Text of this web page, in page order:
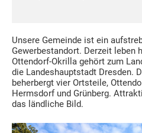
Unsere Gemeinde ist ein
Gewerbestandort. Derzeit leben
Ottendorf-Okrilla gehört zum
die Landeshauptstadt Dresden.
beherbergt vier Ortsteile,
Hermsdorf und Grünberg.
das ländliche Bild.